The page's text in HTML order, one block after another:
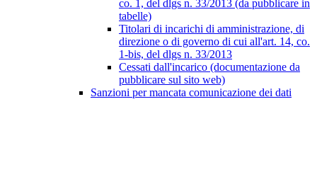
co. 1, del dlgs n. 33/2013 (da pubblicare in
tabelle)
Titolari di incarichi di amministrazione, di
direzione o di governo di cui all'art. 14, co.
1-bis, del dlgs n. 33/2013
Cessati dall'incarico (documentazione da
pubblicare sul sito web)
Sanzioni per mancata comunicazione dei dati